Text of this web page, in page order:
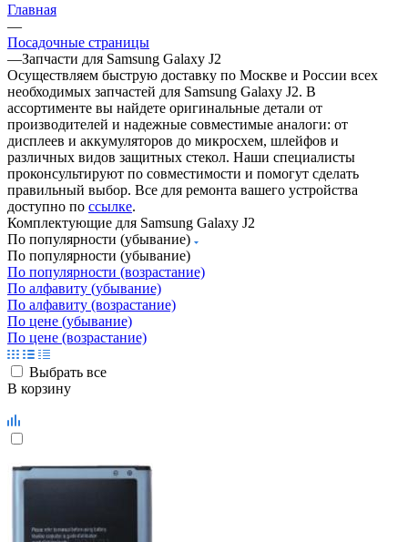
Главная
—
Посадочные страницы
—Запчасти для Samsung Galaxy J2
Осуществляем быструю доставку по Москве и России всех
необходимых запчастей для Samsung Galaxy J2. В
ассортименте вы найдете оригинальные детали от
производителей и надежные совместимые аналоги: от
дисплеев и аккумуляторов до микросхем, шлейфов и
различных видов защитных стекол. Наши специалисты
проконсультируют по совместимости и помогут сделать
правильный выбор. Все для ремонта вашего устройства
доступно по ссылке.
Комплектующие для Samsung Galaxy J2
По популярности (убывание)
По популярности (убывание)
По популярности (возрастание)
По алфавиту (убывание)
По алфавиту (возрастание)
По цене (убывание)
По цене (возрастание)
Выбрать все
В корзину